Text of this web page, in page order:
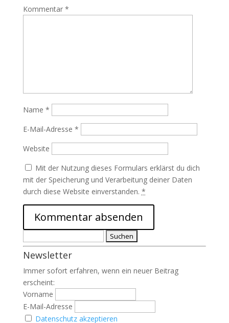
Kommentar *
Name *
E-Mail-Adresse *
Website
Mit der Nutzung dieses Formulars erklärst du dich
mit der Speicherung und Verarbeitung deiner Daten
durch diese Website einverstanden. *
nach:
Newsletter
Immer sofort erfahren, wenn ein neuer Beitrag
erscheint:
Vorname
E-Mail-Adresse
Datenschutz akzeptieren